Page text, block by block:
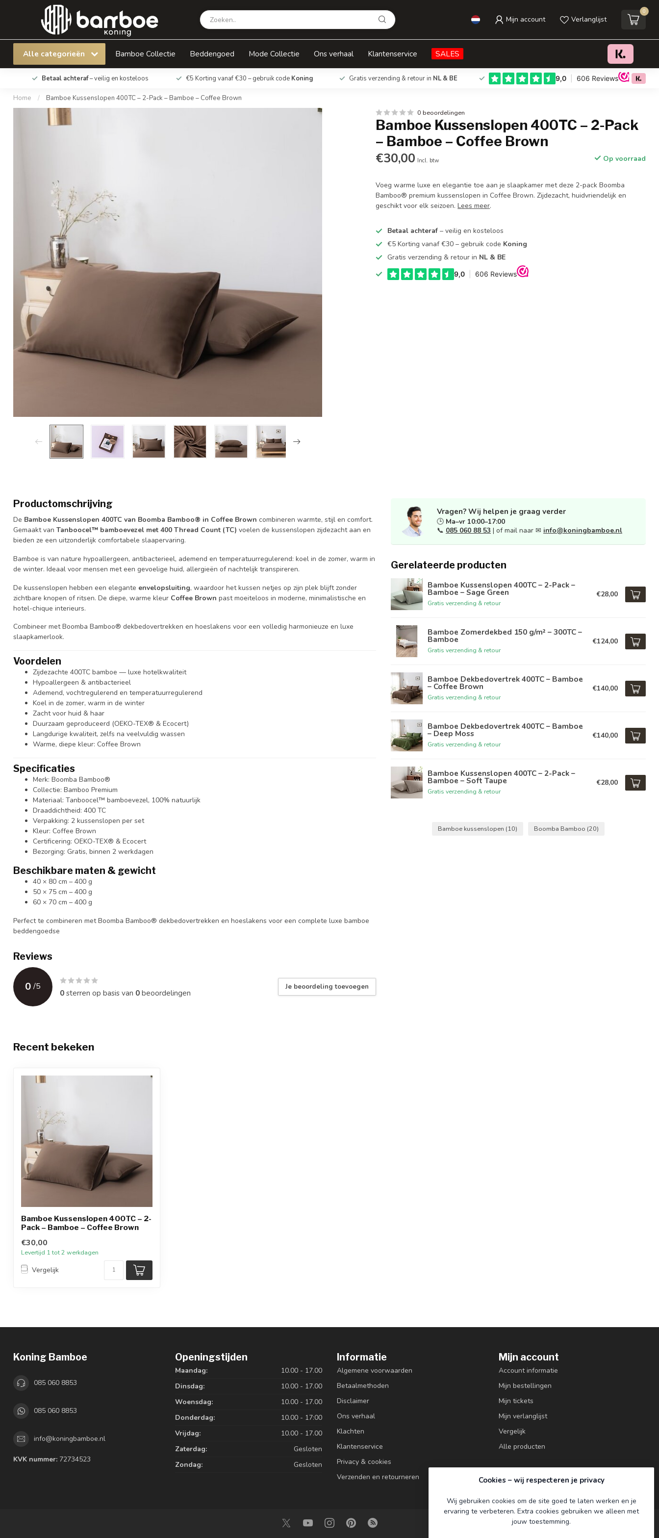
Mijn account Verlanglijst
0
Alle categorieën Bamboe Collectie Beddengoed Mode Collectie Ons verhaal Klantenservice SALES
Betaal achteraf– veilig en kosteloos €5 Korting vanaf €30 – gebruik code Koning Gratis verzending & retour in NL & BE
Home / Bamboe Kussenslopen 400TC – 2-Pack – Bamboe – Coffee Brown
Bamboe Kussenslopen 400TC – 2-Pack – Bamboe – Coffee Brown Toevoegen aan winkelwagen
0 beoordelingen
Bamboe Kussenslopen 400TC – 2-Pack
– Bamboe – Coffee Brown
€30,00 Incl. btw Op voorraad
Voeg warme luxe en elegantie toe aan je slaapkamer met deze 2-pack Boomba
Bamboo® premium kussenslopen in Coffee Brown. Zijdezacht, huidvriendelijk en
geschikt voor elk seizoen.Lees meer.
Betaal achteraf – veilig en kosteloos
€5 Korting vanaf €30 – gebruik code Koning
Gratis verzending & retour in NL & BE
Productomschrijving
De Bamboe Kussenslopen 400TC van Boomba Bamboo® in Coffee Brown combineren warmte, stijl en comfort.
Gemaakt van Tanboocel™ bamboevezel met 400 Thread Count (TC) voelen de kussenslopen zijdezacht aan en
bieden ze een uitzonderlijk comfortabele slaapervaring.
Bamboe is van nature hypoallergeen, antibacterieel, ademend en temperatuurregulerend: koel in de zomer, warm in
de winter. Ideaal voor mensen met een gevoelige huid, allergieën of nachtelijk transpireren.
De kussenslopen hebben een elegante envelopsluiting, waardoor het kussen netjes op zijn plek blijft zonder
zichtbare knopen of ritsen. De diepe, warme kleur Coffee Brown past moeiteloos in moderne, minimalistische en
hotel-chique interieurs.
Combineer met Boomba Bamboo® dekbedovertrekken en hoeslakens voor een volledig harmonieuze en luxe
slaapkamerlook.
Voordelen
Zijdezachte 400TC bamboe — luxe hotelkwaliteit
Hypoallergeen & antibacterieel
Ademend, vochtregulerend en temperatuurregulerend
Koel in de zomer, warm in de winter
Zacht voor huid & haar
Duurzaam geproduceerd (OEKO-TEX® & Ecocert)
Langdurige kwaliteit, zelfs na veelvuldig wassen
Warme, diepe kleur: Coffee Brown
Specificaties
Merk: Boomba Bamboo®
Collectie: Bamboo Premium
Materiaal: Tanboocel™ bamboevezel, 100% natuurlijk
Draaddichtheid: 400 TC
Verpakking: 2 kussenslopen per set
Kleur: Coffee Brown
Certificering: OEKO-TEX® & Ecocert
Bezorging: Gratis, binnen 2 werkdagen
Beschikbare maten & gewicht
40 × 80 cm – 400 g
50 × 75 cm – 400 g
60 × 70 cm – 400 g
Perfect te combineren met Boomba Bamboo® dekbedovertrekken en hoeslakens voor een complete luxe bamboe
beddengoedse
Reviews
0 /5
0sterren op basis van 0beoordelingen
Je beoordeling toevoegen
Vragen? Wij helpen je graag verder
🕒 Ma–vr 10:00–17:00
📞 085 060 88 53 | of mail naar ✉ info@koningbamboe.nl
Gerelateerde producten
Bamboe Kussenslopen 400TC – 2-Pack –
Bamboe – Sage Green
Gratis verzending & retour
€28,00
Bamboe Zomerdekbed 150 g/m² – 300TC –
Bamboe
Gratis verzending & retour
€124,00
Bamboe Dekbedovertrek 400TC – Bamboe
– Coffee Brown
Gratis verzending & retour
€140,00
Bamboe Dekbedovertrek 400TC – Bamboe
– Deep Moss
Gratis verzending & retour
€140,00
Bamboe Kussenslopen 400TC – 2-Pack –
Bamboe – Soft Taupe
Gratis verzending & retour
€28,00
Bamboe kussenslopen (10) Boomba Bamboo (20)
Recent bekeken
Bamboe Kussenslopen 400TC – 2-
Pack – Bamboe – Coffee Brown
€30,00
Levertijd 1 tot 2 werkdagen
Vergelijk
Koning Bamboe
085 060 8853
085 060 8853
info@koningbamboe.nl
KVK nummer: 72734523
Openingstijden
Maandag:
10.00 - 17.00
Dinsdag:
10.00 - 17.00
Woensdag:
10.00 - 17.00
Donderdag:
10.00 - 17:00
Vrijdag:
10.00 - 17.00
Zaterdag:
Gesloten
Zondag:
Gesloten
Informatie
Algemene voorwaarden
Betaalmethoden
Disclaimer
Ons verhaal
Klachten
Klantenservice
Privacy & cookies
Verzenden en retourneren
Mijn account
Account informatie
Mijn bestellingen
Mijn tickets
Mijn verlanglijst
Vergelijk
Alle producten
Cookies – wij respecteren je privacy
Wij gebruiken cookies om de site goed te laten werken en je
ervaring te verbeteren. Extra cookies gebruiken we alleen met
jouw toestemming.